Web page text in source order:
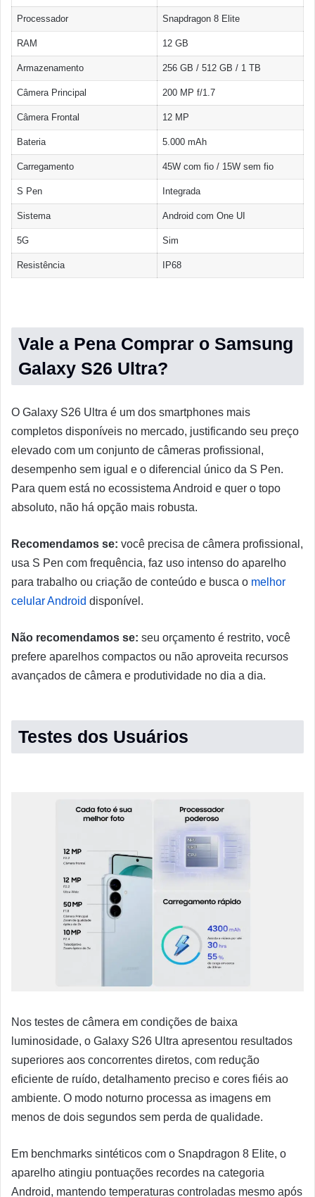
Processador Snapdragon 8 Elite
RAM 12 GB
Armazenamento 256 GB / 512 GB / 1 TB
Câmera Principal 200 MP f/1.7
Câmera Frontal 12 MP
Bateria 5.000 mAh
Carregamento 45W com fio / 15W sem fio
S Pen Integrada
Sistema Android com One UI
5G Sim
Resistência IP68
Vale a Pena Comprar o Samsung
Galaxy S26 Ultra?
O Galaxy S26 Ultra é um dos smartphones mais
completos disponíveis no mercado, justificando seu preço
elevado com um conjunto de câmeras profissional,
desempenho sem igual e o diferencial único da S Pen.
Para quem está no ecossistema Android e quer o topo
absoluto, não há opção mais robusta.
Recomendamos se: você precisa de câmera profissional,
usa S Pen com frequência, faz uso intenso do aparelho
para trabalho ou criação de conteúdo e busca o melhor
celular Android disponível.
Não recomendamos se: seu orçamento é restrito, você
prefere aparelhos compactos ou não aproveita recursos
avançados de câmera e produtividade no dia a dia.
Testes dos Usuários
Nos testes de câmera em condições de baixa
luminosidade, o Galaxy S26 Ultra apresentou resultados
superiores aos concorrentes diretos, com redução
eficiente de ruído, detalhamento preciso e cores fiéis ao
ambiente. O modo noturno processa as imagens em
menos de dois segundos sem perda de qualidade.
Em benchmarks sintéticos com o Snapdragon 8 Elite, o
aparelho atingiu pontuações recordes na categoria
Android, mantendo temperaturas controladas mesmo após